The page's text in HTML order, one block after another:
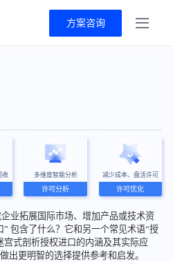
方案咨询
收 多维度智能分析
许可分析
减少成本、盘活许可
许可优化
业拓展国际市场、增加产品或技术资
包含了什么？它和另一个常见术语“授
式剖析授权进口的内涵及其实际应
出更明智的选择提供参考和启发。